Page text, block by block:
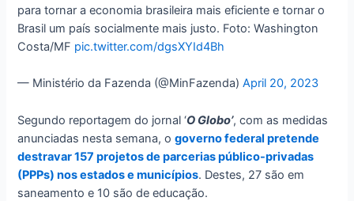
para tornar a economia brasileira mais eficiente e tornar o
Brasil um país socialmente mais justo. Foto: Washington
Costa/MF pic.twitter.com/dgsXYId4Bh
— Ministério da Fazenda (@MinFazenda)April 20, 2023
Segundo reportagem do jornal ‘O Globo’, com as medidas
anunciadas nesta semana, ogoverno federal pretende
destravar 157 projetos de parcerias público-privadas
(PPPs) nos estados e municípios. Destes, 27 são em
saneamento e 10 são de educação.